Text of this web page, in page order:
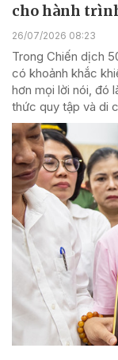
cho hành
26/07/2026 08:23
Trong Chiến dịch
có khoảnh khắc
hơn mọi lời nói, đó
thức quy tập và di